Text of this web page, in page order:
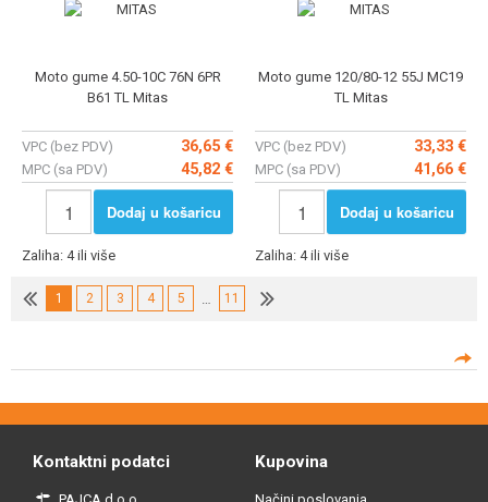
Moto gume 4.50-10C 76N 6PR
B61 TL Mitas
VPC (bez PDV) 36,65 €
MPC (sa PDV) 45,82 €
Dodaj u košaricu
Zaliha: 4 ili više
Moto gume 120/80-12 55J MC19
TL Mitas
VPC (bez PDV) 33,33 €
MPC (sa PDV) 41,66 €
Dodaj u košaricu
Zaliha: 4 ili više
1 2 3 4 5 11
Kontaktni podatci Kupovina